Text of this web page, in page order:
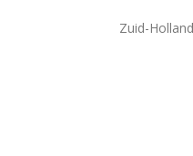
Zuid-